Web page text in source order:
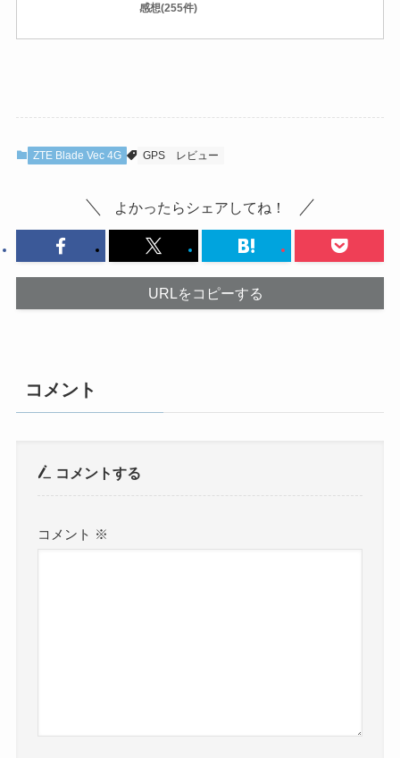
感想(255件)
ZTE Blade Vec 4G GPS レビュー
よかったらシェアしてね！
URLをコピーする
コメント
コメントする
コメント ※